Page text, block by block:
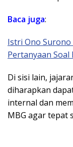
Baca juga:
Istri Ono Surono
Pertanyaan Soal
Di sisi lain,
diharapkan
internal dan
MBG agar tepat